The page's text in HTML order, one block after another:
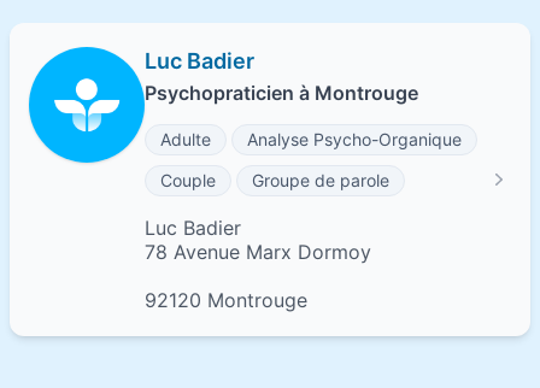
Luc Badier
Psychopraticien à Montrouge
Adulte
Analyse Psycho-Organique
Couple
Groupe de parole
Luc Badier
78 Avenue Marx Dormoy
92120 Montrouge